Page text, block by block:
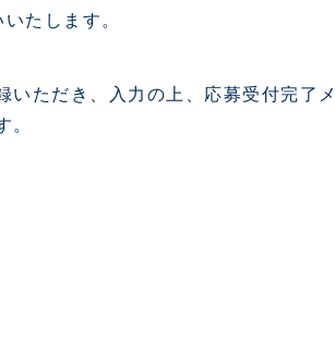
たします。
ただき、入力の上、応募受付完了
。